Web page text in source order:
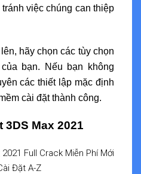
việc chúng can thiệp
hãy chọn các tùy chọn
bạn. Nếu bạn không
các thiết lập mặc định
cài đặt thành công.
Max 2021